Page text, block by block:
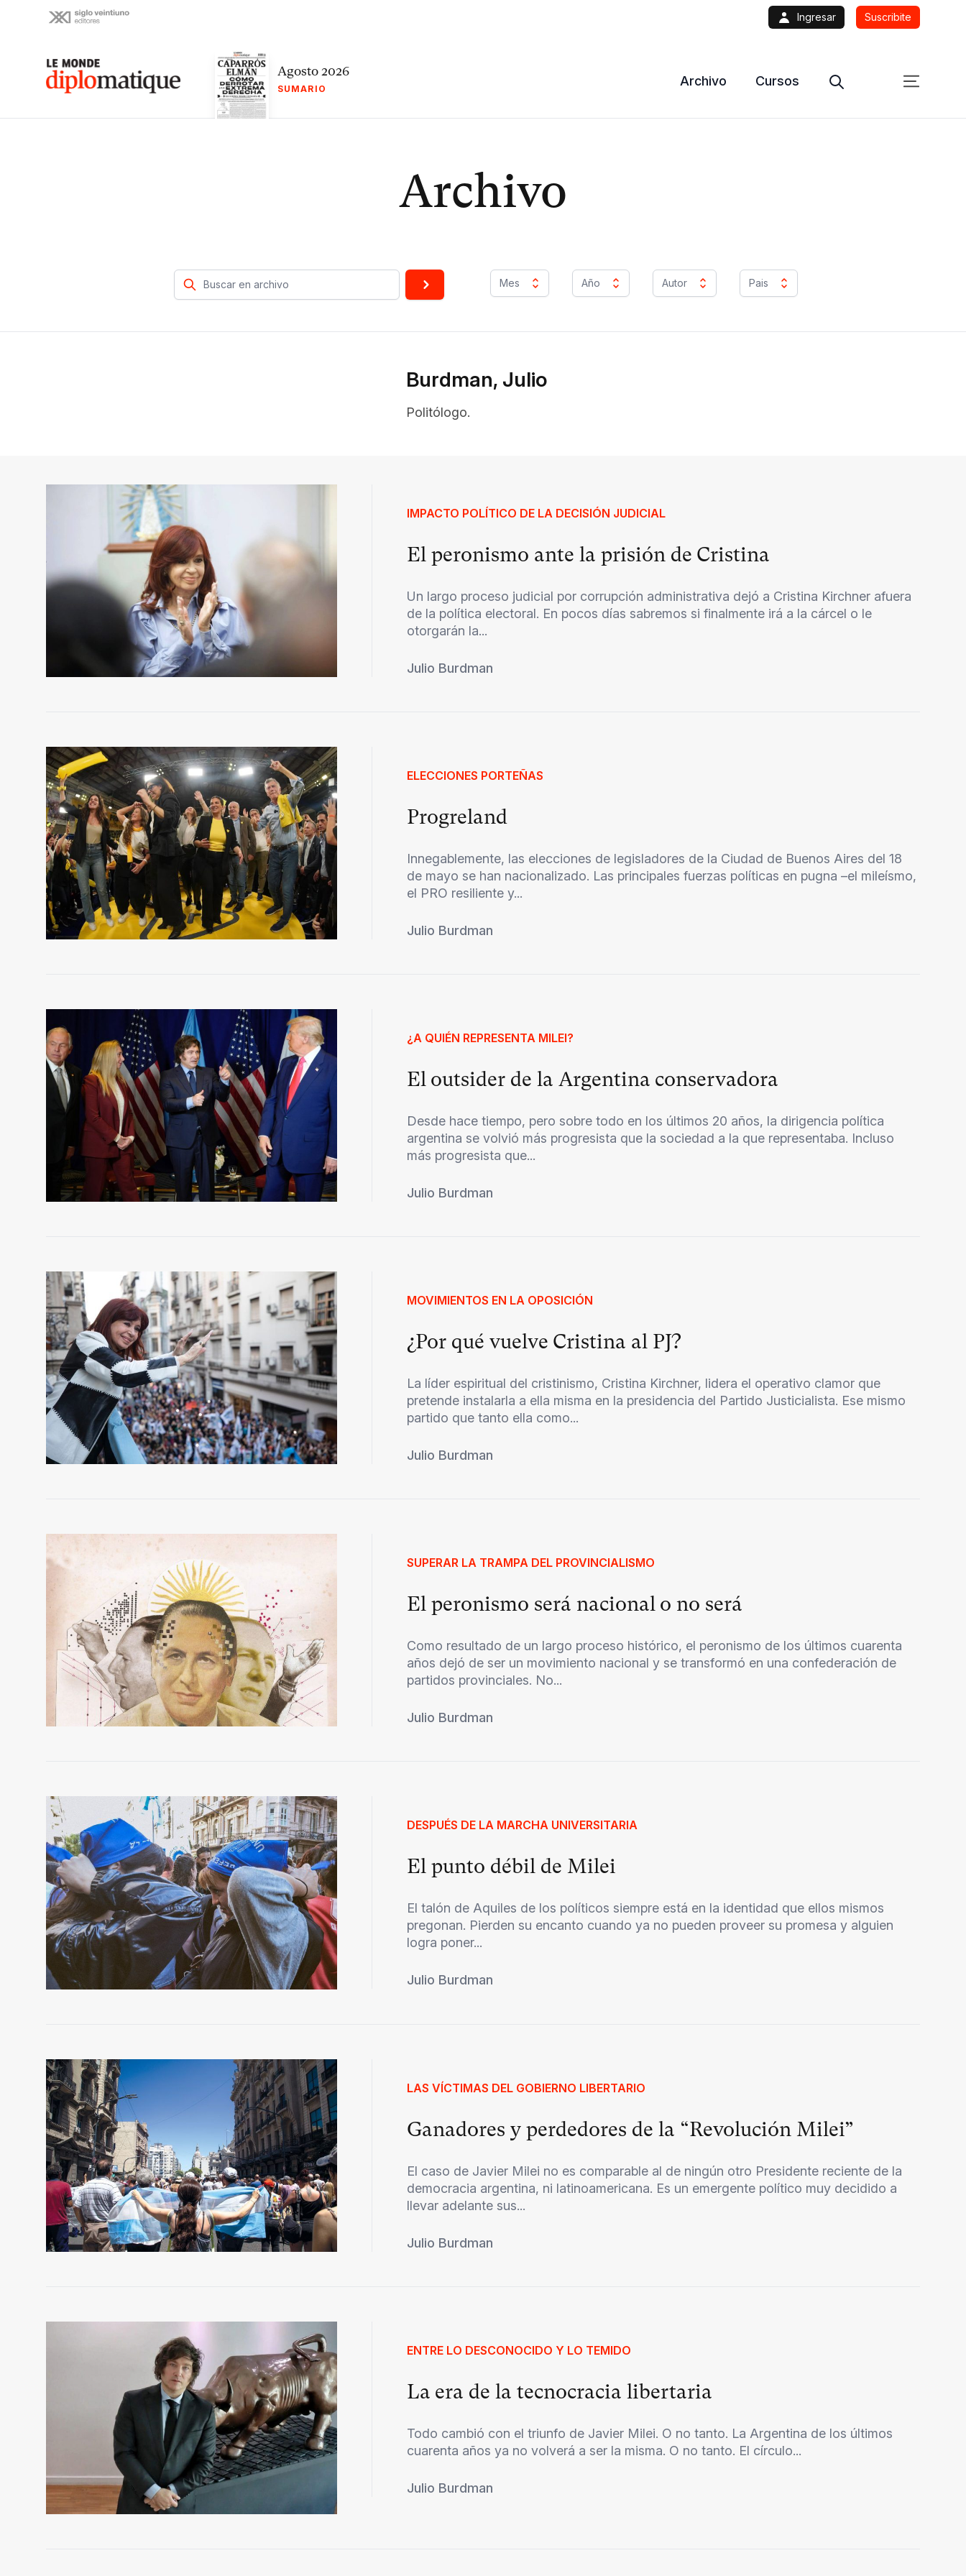
Ingresar Suscribite
Le monde diplomatique Agosto 2026
SUMARIO
Archivo Cursos
Archivo
Mes Año Autor Pais
Burdman, Julio
Politólogo.
IMPACTO POLÍTICO DE LA DECISIÓN JUDICIAL
El peronismo ante la prisión de Cristina
Un largo proceso judicial por corrupción administrativa dejó a Cristina Kirchner afuera
de la política electoral. En pocos días sabremos si finalmente irá a la cárcel o le
otorgarán la...
Julio Burdman
ELECCIONES PORTEÑAS
Progreland
Innegablemente, las elecciones de legisladores de la Ciudad de Buenos Aires del 18
de mayo se han nacionalizado. Las principales fuerzas políticas en pugna –el mileísmo,
el PRO resiliente y...
Julio Burdman
¿A QUIÉN REPRESENTA MILEI?
El outsider de la Argentina conservadora
Desde hace tiempo, pero sobre todo en los últimos 20 años, la dirigencia política
argentina se volvió más progresista que la sociedad a la que representaba. Incluso
más progresista que...
Julio Burdman
MOVIMIENTOS EN LA OPOSICIÓN
¿Por qué vuelve Cristina al PJ?
La líder espiritual del cristinismo, Cristina Kirchner, lidera el operativo clamor que
pretende instalarla a ella misma en la presidencia del Partido Justicialista. Ese mismo
partido que tanto ella como...
Julio Burdman
SUPERAR LA TRAMPA DEL PROVINCIALISMO
El peronismo será nacional o no será
Como resultado de un largo proceso histórico, el peronismo de los últimos cuarenta
años dejó de ser un movimiento nacional y se transformó en una confederación de
partidos provinciales. No...
Julio Burdman
DESPUÉS DE LA MARCHA UNIVERSITARIA
El punto débil de Milei
El talón de Aquiles de los políticos siempre está en la identidad que ellos mismos
pregonan. Pierden su encanto cuando ya no pueden proveer su promesa y alguien
logra poner...
Julio Burdman
LAS VÍCTIMAS DEL GOBIERNO LIBERTARIO
Ganadores y perdedores de la “Revolución Milei”
El caso de Javier Milei no es comparable al de ningún otro Presidente reciente de la
democracia argentina, ni latinoamericana. Es un emergente político muy decidido a
llevar adelante sus...
Julio Burdman
ENTRE LO DESCONOCIDO Y LO TEMIDO
La era de la tecnocracia libertaria
Todo cambió con el triunfo de Javier Milei. O no tanto. La Argentina de los últimos
cuarenta años ya no volverá a ser la misma. O no tanto. El círculo...
Julio Burdman